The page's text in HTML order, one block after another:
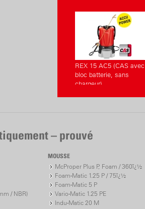
REX 15 AC5 (CAS avec
bloc batterie, sans
chargeur)
– prouvé
/ NBR)
MOUSSE
McProper Plus P, Foam / 360ï¿½
Foam-Matic 1.25 P / 75ï¿½
Foam-Matic 5 P
Vario-Matic 1.25 PE
Indu-Matic 20 M